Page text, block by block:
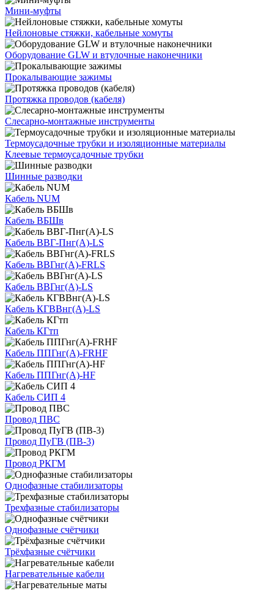
Мини-муфты
Нейлоновые стяжки, кабельные хомуты
Оборудование GLW и втулочные наконечники
Прокалывающие зажимы
Протяжка проводов (кабеля)
Слесарно-монтажные инструменты
Термоусадочные трубки и изоляционные материалы
Клеевые термоусадочные трубки
Шинные разводки
Кабель NUM
Кабель ВБШв
Кабель ВВГ-Пнг(А)-LS
Кабель ВВГнг(А)-FRLS
Кабель ВВГнг(А)-LS
Кабель КГВВнг(А)-LS
Кабель КГтп
Кабель ППГнг(А)-FRHF
Кабель ППГнг(А)-HF
Кабель СИП 4
Провод ПВС
Провод ПуГВ (ПВ-3)
Провод РКГМ
Однофазные стабилизаторы
Трехфазные стабилизаторы
Однофазные счётчики
Трёхфазные счётчики
Нагревательные кабели